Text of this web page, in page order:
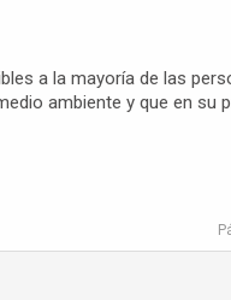
a la mayoría de las
ambiente y que en su